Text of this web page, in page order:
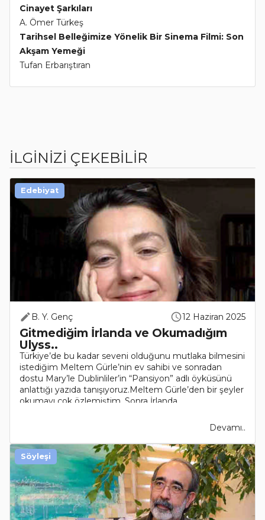
Cinayet Şarkıları
A. Ömer Türkeş
Tarihsel Belleğimize Yönelik Bir Sinema Filmi: Son
Akşam Yemeği
Tufan Erbarıştıran
İLGİNİZİ ÇEKEBİLİR
B. Y. Genç 12 Haziran 2025
Gitmediğim İrlanda ve Okumadığım
Ulyss..
Türkiye’de bu kadar seveni olduğunu mutlaka bilmesini
istediğim Meltem Gürle’nin ev sahibi ve sonradan
dostu Mary’le Dublinliler’in “Pansiyon” adlı öyküsünü
anlattığı yazıda tanışıyoruz.Meltem Gürle’den bir şeyler
okumayı çok özlemiştim. Sonra İrlanda ..
Devamı..
Edebiyat
Söyleşi